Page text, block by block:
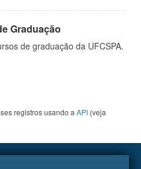
Graduação
de graduação da UFCSPA.
registros usando a API (veja